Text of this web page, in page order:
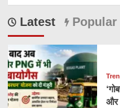
Latest Popular
और